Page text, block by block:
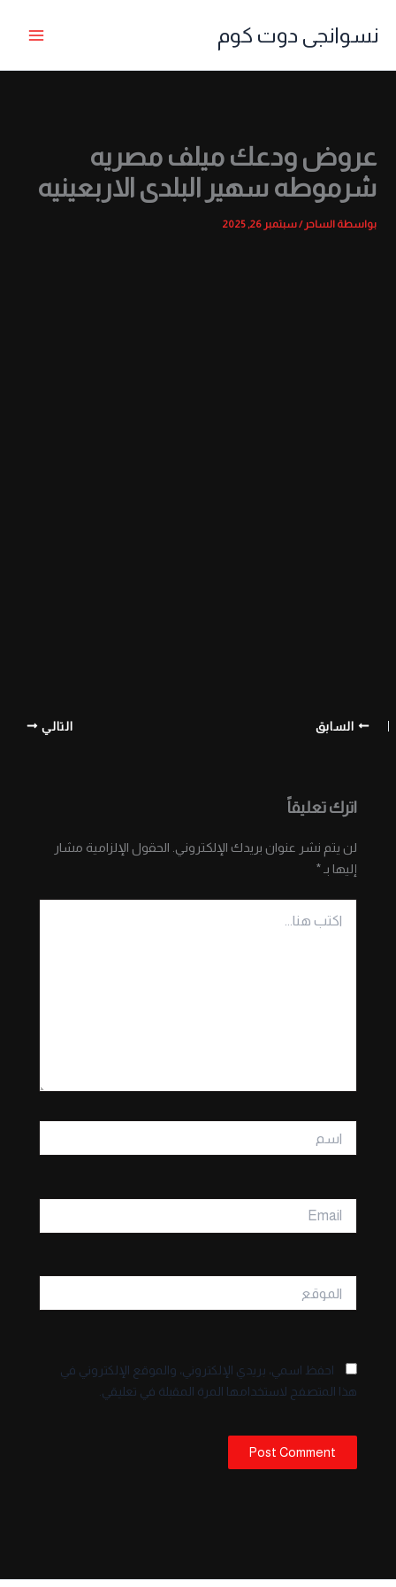
نسوانجى دوت كوم
عروض ودعك ميلف مصريه
شرموطه سهير البلدى الاربعينيه
بواسطة الساحر/سبتمبر 26, 2025
السابق التالي
اترك تعليقاً
لن يتم نشر عنوان بريدك الإلكتروني. الحقول الإلزامية مشار
إليها بـ*
هنا...
احفظ اسمي، بريدي الإلكتروني، والموقع الإلكتروني في
هذا المتصفح لاستخدامها المرة المقبلة في تعليقي.